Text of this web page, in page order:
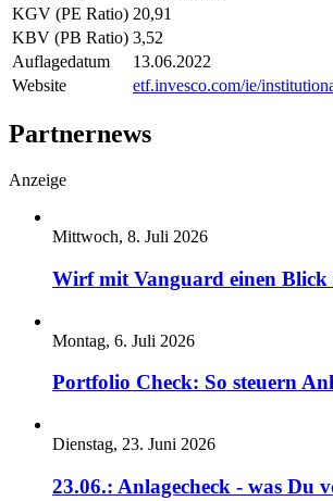
KGV (PE Ratio) 20,91
KBV (PB Ratio) 3,52
Auflagedatum
13.06.2022
Website
etf.invesco.com/ie/
Partnernews
Anzeige
Mittwoch, 8. Juli 2026
Wirf mit Vanguard einen Blick
Montag, 6. Juli 2026
Portfolio Check: So steuern
Dienstag, 23. Juni 2026
23.06.: Anlagecheck - was Du